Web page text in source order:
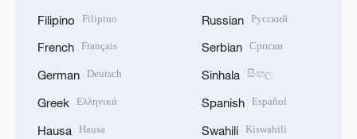
Filipino Filipino
French Français
German Deutsch
Greek Ελληνικά
Hausa Hausa
Russian Русский
Serbian Српски
Sinhala සිංහල
Spanish Español
Swahili Kiswahili